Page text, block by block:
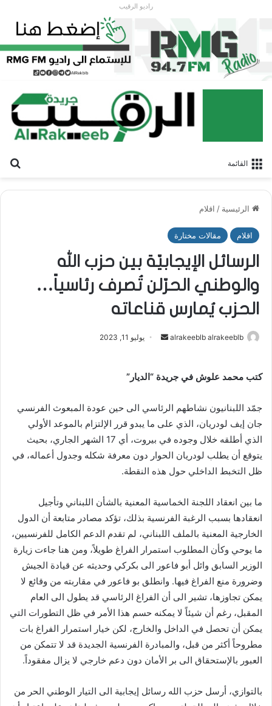
راديو الرقيب
القائمة
الرئيسية / اقلام
اقلام مقالات مختارة
الرسائل الإيجابيّة بين حزب الله
والوطني الحرّلن تُصرف رئاسياً…
الحزب يُمارس قناعاته
alrakeeblb alrakeeblb
ل
ر
ي
د
ا
إ
ي
ا
يوليو 11, 2023
كتب محمد علوش في جريدة “الديار”
جمّد اللبنانيون نشاطهم الرئاسي الى حين عودة المبعوث الفرنسي
جان إيف لودريان، الذي على ما يبدو قرر الإلتزام بالموعد الأولي
الذي أطلقه خلال وجوده في بيروت، أي 17 الشهر الجاري، بحيث
يتوقع أن يطلب لودريان الحوار دون معرفة شكله وجدول أعماله، في
ظل التخبط الداخلي حول هذه النقطة.
ما بين انعقاد اللجنة الخماسية المعنية بالشأن اللبناني وتأجيل
انعقادها بسبب الرغبة الفرنسية بذلك، تؤكد مصادر متابعة أن الدول
الخارجية المعنية بالملف اللبناني، لم تقدم الدعم الكامل للفرنسيين،
ما يوحي وكأن المطلوب استمرار الفراغ طويلاً، ومن هنا جاءت زيارة
الوزير السابق وائل أبو فاعور الى بكركي وحديثه عن قيادة الجيش
وضرورة منع الفراغ فيها. وانطلق بو فاعور في مقاربته من وقائع لا
يمكن تجاوزها، تشير الى أن الفراغ الرئاسي قد يطول الى العام
المقبل، رغم أن شيئاً لا يمكنه حسم هذا الأمر في ظل التطورات التي
يمكن أن تحصل في الداخل والخارج، لكن خيار استمرار الفراغ بات
مطروحاً أكثر من قبل، والمبادرة الفرنسية الجديدة قد لا تتمكن من
العبور بالإستحقاق الى بر الأمان دون دعم خارجي لا يزال مفقوداً.
بالتوازي، أرسل حزب الله رسائل إيجابية الى التيار الوطني الحر من